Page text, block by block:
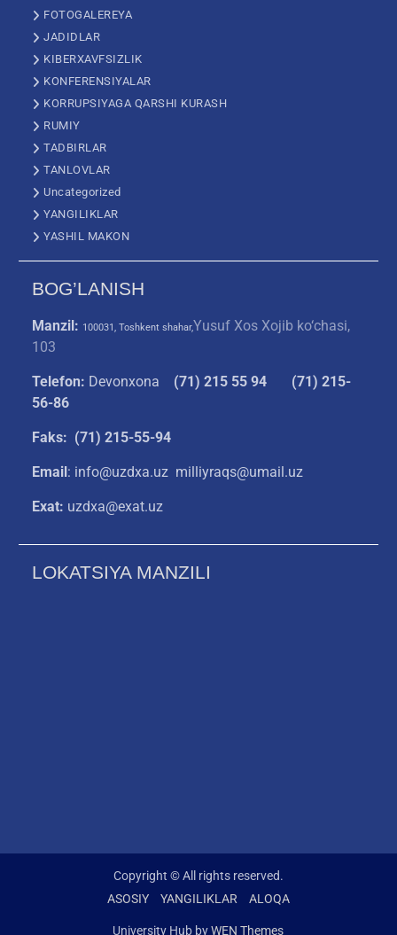
FOTOGALEREYA
JADIDLAR
KIBERXAVFSIZLIK
KONFERENSIYALAR
KORRUPSIYAGA QARSHI KURASH
RUMIY
TADBIRLAR
TANLOVLAR
Uncategorized
YANGILIKLAR
YASHIL MAKON
BOG’LANISH
Manzil: 100031, Toshkent shahar,Yusuf Xos Xojib ko‘chasi,
103
Telefon: Devonxona (71) 215 55 94
(71) 215-
56-86
Faks: (71) 215-55-94
Email: info@uzdxa.uz milliyraqs@umail.uz
Exat: uzdxa@exat.uz
LOKATSIYA MANZILI
Copyright © All rights reserved.
ASOSIY
YANGILIKLAR ALOQA
University Hub byWEN Themes